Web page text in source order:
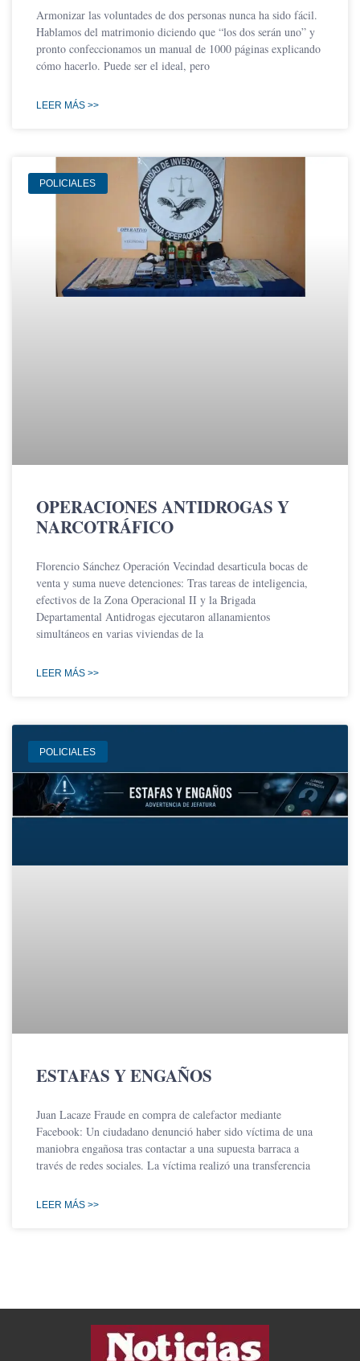
Armonizar las voluntades de dos personas nunca ha sido fácil.
Hablamos del matrimonio diciendo que “los dos serán uno” y
pronto confeccionamos un manual de 1000 páginas explicando
cómo hacerlo. Puede ser el ideal, pero
LEER MÁS >>
POLICIALES
OPERACIONES ANTIDROGAS Y
NARCOTRÁFICO
Florencio Sánchez Operación Vecindad desarticula bocas de
venta y suma nueve detenciones: Tras tareas de inteligencia,
efectivos de la Zona Operacional II y la Brigada
Departamental Antidrogas ejecutaron allanamientos
simultáneos en varias viviendas de la
LEER MÁS >>
POLICIALES
ESTAFAS Y ENGAÑOS
Juan Lacaze Fraude en compra de calefactor mediante
Facebook: Un ciudadano denunció haber sido víctima de una
maniobra engañosa tras contactar a una supuesta barraca a
través de redes sociales. La víctima realizó una transferencia
LEER MÁS >>